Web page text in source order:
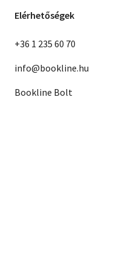
Elérhetőségek
+36 1 235 60 70
info@bookline.hu
Bookline Bolt